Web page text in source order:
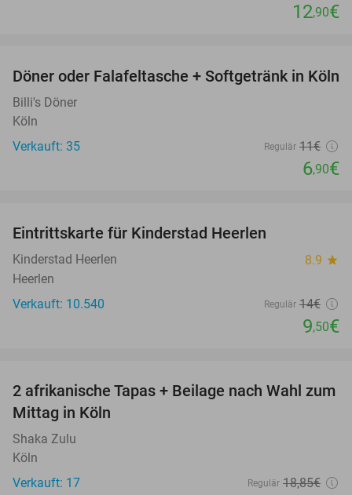
12,90€
37%
Döner oder Falafeltasche + Softgetränk in Köln
Billi's Döner
Köln
Verkauft: 35
Regulär 11€
6,90€
Eintrittskarte für Kinderstad Heerlen
Kinderstad Heerlen 8.9 star
Heerlen
Verkauft: 10.540
Regulär 14€
9,50€
47%
2 afrikanische Tapas + Beilage nach Wahl zum
Mittag in Köln
Shaka Zulu
Köln
Verkauft: 17
Regulär 18,85€